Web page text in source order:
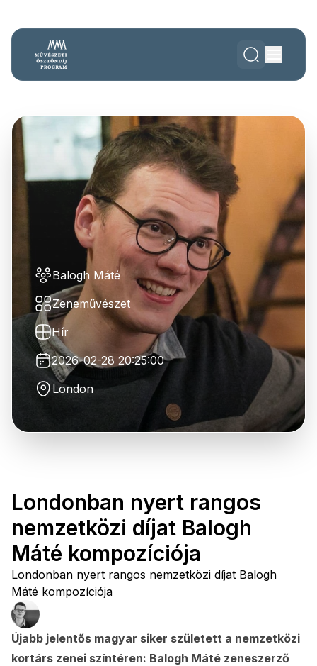
Balogh Máté
Zeneművészet
Hír
2026-02-28 20:25:00
London
Londonban nyert rangos
nemzetközi díjat Balogh
Máté kompozíciója
Londonban nyert rangos nemzetközi díjat Balogh
Máté kompozíciója
Újabb jelentős magyar siker született a nemzetközi
kortárs zenei színtéren: Balogh Máté zeneszerző